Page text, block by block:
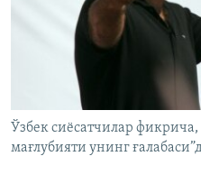
Ўзбек сиёсатчилар
мағлубияти унинг